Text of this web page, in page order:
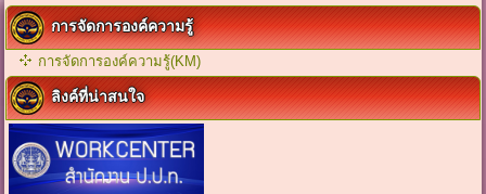
การจัดการองค์ความรู้
การจัดการองค์ความรู้(KM)
ลิงค์ที่น่าสนใจ